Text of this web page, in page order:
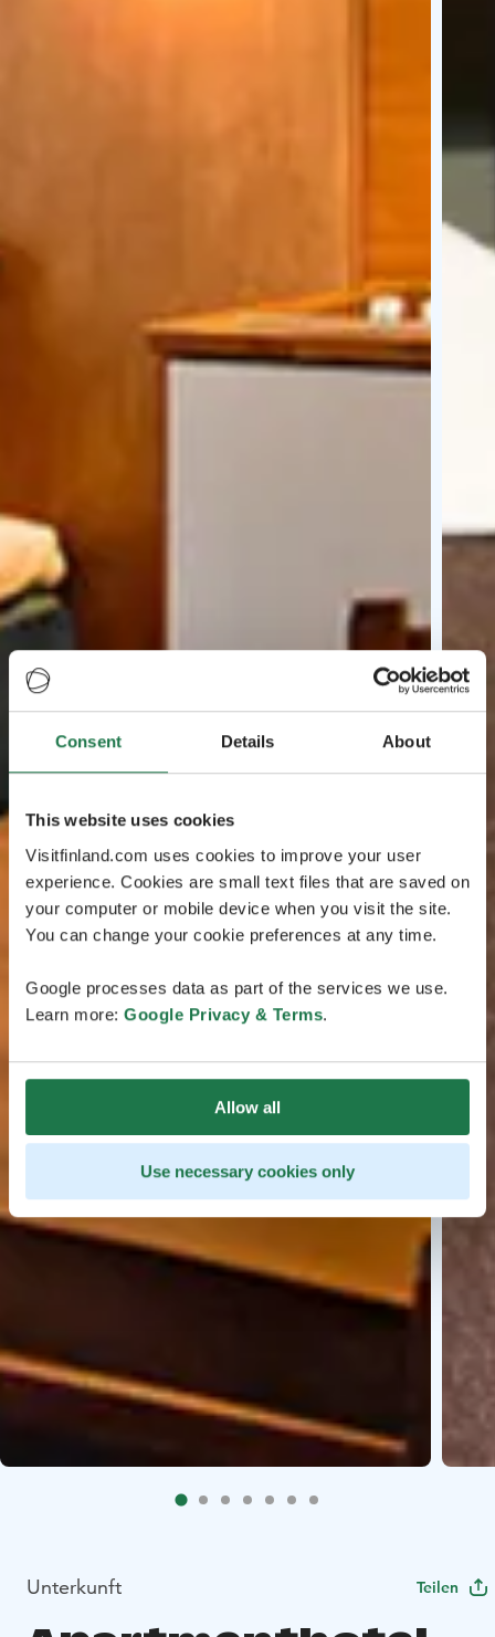
Consent Details About
This website uses cookies
Visitfinland.com uses cookies to improve your user
experience. Cookies are small text files that are saved on
your computer or mobile device when you visit the site.
You can change your cookie preferences at any time.
Google processes data as part of the services we use.
Learn more: Google Privacy & Terms.
Allow all
Use necessary cookies only
Unterkunft Teilen